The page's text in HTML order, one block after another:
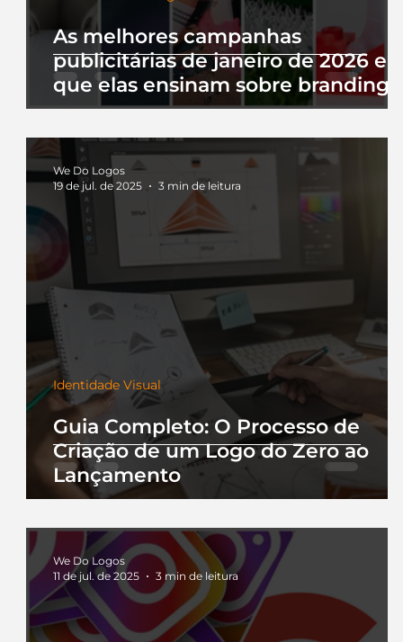
As melhores campanhas
publicitárias de janeiro de 2026 e
que elas ensinam sobre branding
Guia Completo: O Processo de
Criação de um Logo do Zero ao
Lançamento
Identidade Visual
We Do Logos
19 de jul. de 2025
3 min de leitura
We Do Logos
11 de jul. de 2025
3 min de leitura